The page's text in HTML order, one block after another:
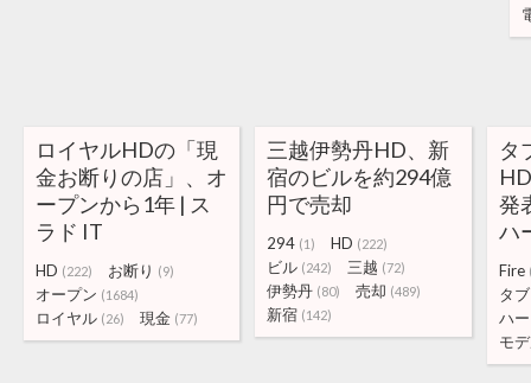
ロイヤルHDの「現
金お断りの店」、オ
ープンから1年 | ス
ラド IT
HD (222) お断り (9)
オープン (1684)
ロイヤル (26) 現金 (77)
三越伊勢丹HD、新
宿のビルを約294億
円で売却
294 (1) HD (222)
ビル (242) 三越 (72)
伊勢丹 (80) 売却 (489)
新宿 (142)
タ
発
ハ
Fire
タ
ハ
モ